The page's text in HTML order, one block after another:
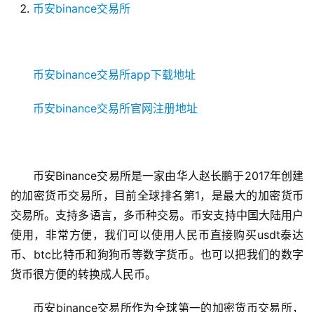
币安binance交易所
币安binance交易所app下载地址
币安binance交易所官网注册地址
币安Binance交易所是一家由华人赵长鹏于2017年创建
的加密货币交易所，目前全球排名第1，是最大的加密货币
交易所。支持多语言，多币种交易。币安支持中国大陆用户
使用，非常方便，我们可以使用人民币直接购买usdt泰达
币、btc比特币和狗狗币等数字货币。也可以把我们的数字
货币很方便的转换成人民币。
币安binance交易所作为全球第一的加密货币交易所，